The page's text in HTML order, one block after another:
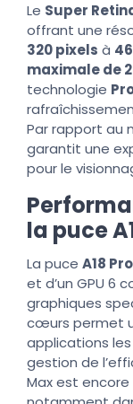
Le Super
offrant une
320 pixels à
maximale de
technologie
Par rapport au
garantit une
pour le
la puce
La puce A18 Pro
et d’un GPU 6
graphiques
cœurs permet
applications
gestion de
Max est encore